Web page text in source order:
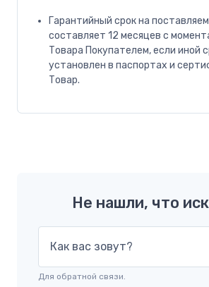
Гарантийный срок на
составляет 12 месяцев с
Товара Покупателем, если иной
установлен в паспортах и
Товар.
Не нашли, что
Как вас зовут?
Для обратной связи.